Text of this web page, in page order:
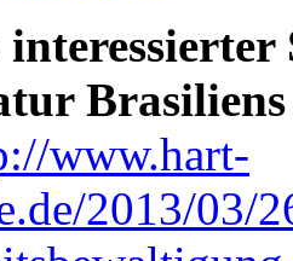
Brasiliens
www.hart-
2013/03/